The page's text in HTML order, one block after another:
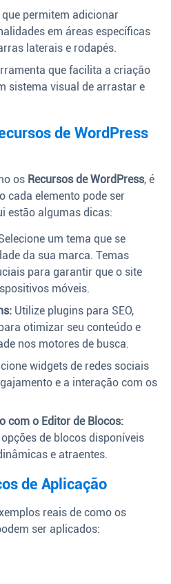
que permitem adicionar
em áreas específicas
laterais e rodapés.
que facilita a criação
sistema visual de arrastar e
de WordPress
os Recursos de WordPress, é
cada elemento pode ser
estão algumas dicas:
um tema que se
da sua marca. Temas
para garantir que o site
móveis.
Utilize plugins para SEO,
otimizar seu conteúdo e
nos motores de busca.
widgets de redes sociais
e a interação com os
com o Editor de Blocos:
de blocos disponíveis
e atraentes.
de Aplicação
reais de como os
ser aplicados: